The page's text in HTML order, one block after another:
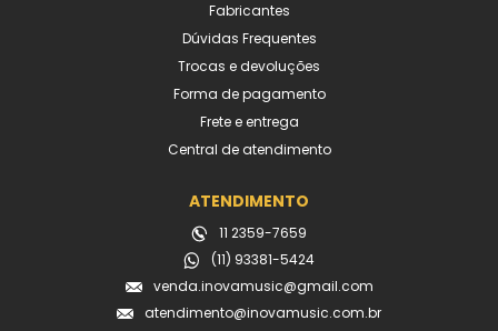
Fabricantes
Dúvidas Frequentes
Trocas e devoluções
Forma de pagamento
Frete e entrega
Central de atendimento
ATENDIMENTO
11 2359-7659
(11) 93381-5424
venda.inovamusic@gmail.com
atendimento@inovamusic.com.br